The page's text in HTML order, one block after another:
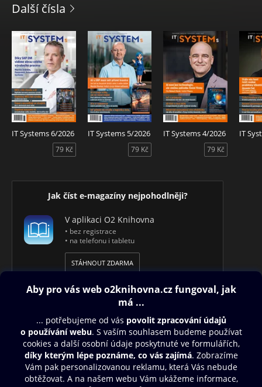
Další čísla
IT Systems 6/2026
79 Kč
IT Systems 5/2026
79 Kč
IT Systems 4/2026
79 Kč
IT
Jak číst e-magazíny nejpohodlněji?
V aplikaci O2 Knihovna
• bez registrace
• na telefonu i tabletu
STÁHNOUT ZDARMA
Obsah ke stažení
Moje O2 Knihovna